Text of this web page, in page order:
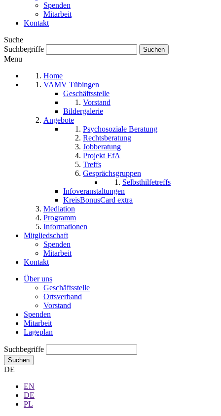
Spenden
Mitarbeit
Kontakt
Suche
Suchbegriffe
Menu
Home
VAMV Tübingen
Geschäftsstelle
Vorstand
Bildergalerie
Angebote
Psychosoziale Beratung
Rechtsberatung
Jobberatung
Projekt EfA
Treffs
Gesprächsgruppen
Selbsthilfetreffs
Infoveranstaltungen
KreisBonusCard extra
Mediation
Programm
Informationen
Mitgliedschaft
Spenden
Mitarbeit
Kontakt
Über uns
Geschäftsstelle
Ortsverband
Vorstand
Spenden
Mitarbeit
Lageplan
Suchbegriffe
Suchen
DE
EN
DE
PL